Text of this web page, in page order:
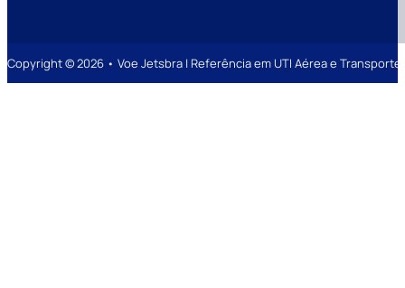
Copyright © 2026 • Voe Jetsbra | Referência em UTI Aérea e